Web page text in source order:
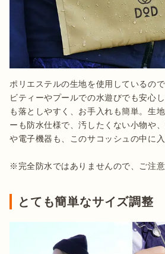
ポリエステルの生地を使用しているの
ビティーやプールでの水遊びでも安心
も落としやすく、お手入れも簡単。生
ーも防水仕様で、汚したくない小物や
や電子機器も、このサコッシュの中に
※完全防水ではありませんので、ご注意
とても簡単なサイズ調整